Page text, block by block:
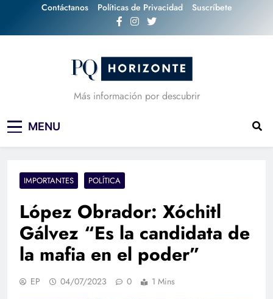
content
Contáctanos Políticas de Privacidad Suscríbete
Más información por descubrir
MENU
IMPORTANTES POLÍTICA
López Obrador: Xóchitl
Gálvez “Es la candidata de
la mafia en el poder”
EP 04/07/2023 0 1 Mins